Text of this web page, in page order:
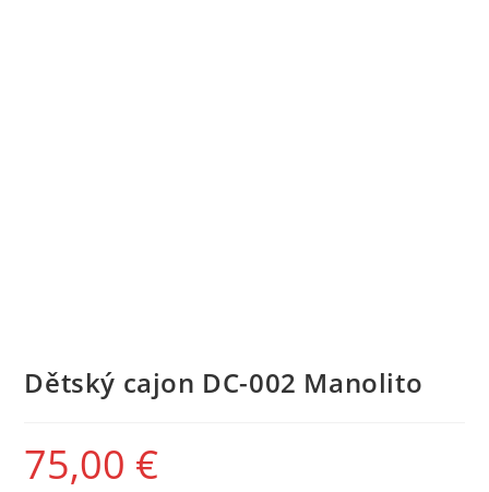
Dětský cajon DC-002 Manolito
75,00 €